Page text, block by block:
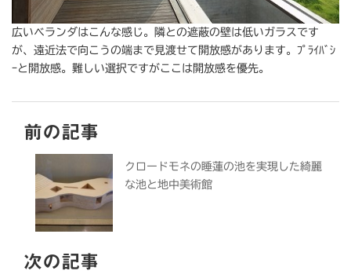
広いベランダはこんな感じ。隣との遮蔽の壁は低いガラスです
が、遠近法で向こうの端まで見渡せて開放感があります。ﾌﾟﾗｲﾊﾞｼ
ｰと開放感。難しい選択ですがここは開放感を優先。
前の記事
クロードモネの睡蓮の池を実現した綺麗
な池と地中美術館
次の記事